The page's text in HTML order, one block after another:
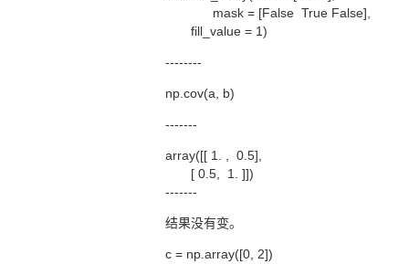
mask = [False True False],
fill_value = 1)
--------
np.cov(a, b)
-------
array([[ 1. , 0.5],
[ 0.5, 1. ]])
-------
结果没有变。
c = np.array([0, 2])